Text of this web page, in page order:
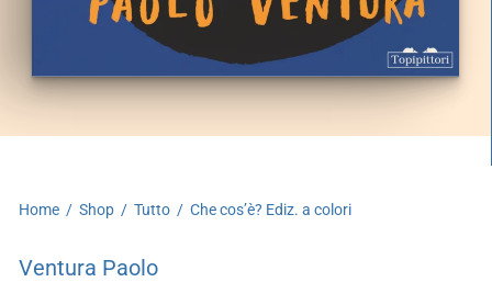
Home / Shop / Tutto / Che cos’è? Ediz. a colori
Ventura Paolo